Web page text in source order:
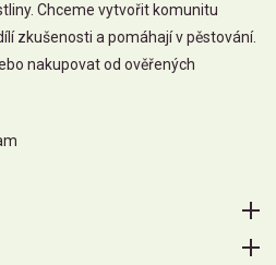
Chceme vytvořit komunitu
zkušenosti a pomáhají v pěstování.
nakupovat od ověřených